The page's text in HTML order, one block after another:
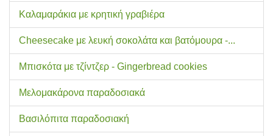
Καλαμαράκια με κρητική γραβιέρα
Cheesecake με λευκή σοκολάτα και βατόμουρα -...
Μπισκότα με τζίντζερ - Gingerbread cookies
Μελομακάρονα παραδοσιακά
Βασιλόπιτα παραδοσιακή